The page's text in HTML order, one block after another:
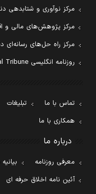
مرکز نوآوری و شتابدهی
مرکز پژوهش‌های مالی و
مرکز راه حل‌های رسانه‌ای
روزنامه انگلیسی Financial Tribune
تماس با ما تبلیغات
همکاری با ما
درباره ما
معرفی روزنامه
آئین نامه اخلاق حرفه ای